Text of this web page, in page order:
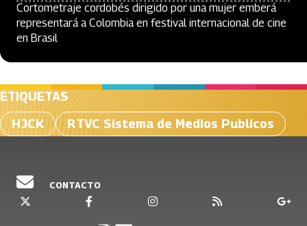
Cortometraje cordobés dirigido por una mujer emberá
representará a Colombia en festival internacional de cine
en Brasil
ETIQUETAS
HJCK
RTVC Sistema de Medios Publicos
CONTACTO